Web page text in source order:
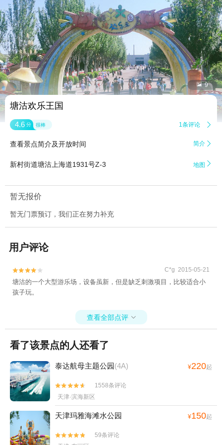
 9
塘沽欢乐王国
4.6 分 很棒 1条评论 
查看景点简介及开放时间 简介 
新村街道塘沽上海道1931号Z-3 地图 
暂无报价
暂无门票预订，我们正在努力补充
用户评论

 C*g 2015-05-21
塘沽的一个大型游乐场，设备虽新，但是缺乏刺激项目，比较适合小
孩子玩。
查看全部点评 
看了该景点的人还看了
泰达航母主题公园(4A) ¥220起


1558条评论
天津·滨海新区
天津玛雅海滩水公园 ¥150起


59条评论
